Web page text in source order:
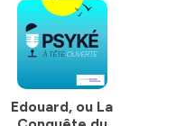
Edouard, ou La